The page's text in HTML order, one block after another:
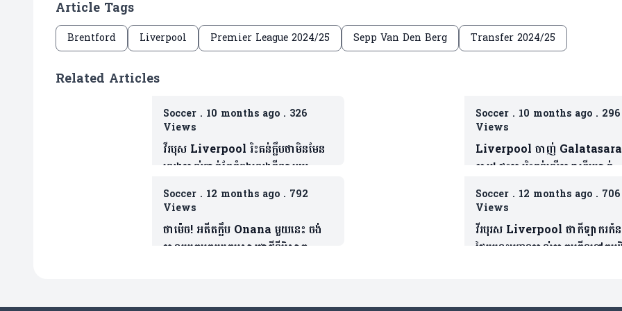
Article Tags
Brentford Liverpool Premier League 2024/25 Sepp Van Den Berg Transfer 2024/25
Related Articles
Soccer. 10 months ago. 326
Views
វីរបុស Liverpool រិះគន់ក្លឹបថាមិនមែន
លេងបាល់ទាត់តែកំពុងលេងកីឡាមួយនេះ
វិញ(មាន១វីដេអូ)
Soccer. 10 months ago. 296
Views
Liverpool ចាញ់
ភ្លាម! ផ្ទុះការរិះគន់លើតារាឆ្នើមម្នាក់
ក្រោយប៉ះបាល់បានតែ៤ដងគត់
Soccer. 12 months ago. 792
Views
ថាម៉េច! អតីតក្លឹប Onana មួយនេះ ចង់
បានរូបគេមករួមក្រុមសារជាថ្មីពីបិសាច
Soccer. 12 months ago. 706
Views
វីរបុរស Liverpool ថាកីឡាករកំន
ថ្លៃរូបនេះបញ្ចូនបាល់ភាគច្រើនទៅគូបដិ